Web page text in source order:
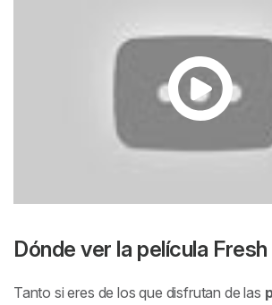
Dónde ver la película Fresh
Tanto si eres de los que disfrutan de las